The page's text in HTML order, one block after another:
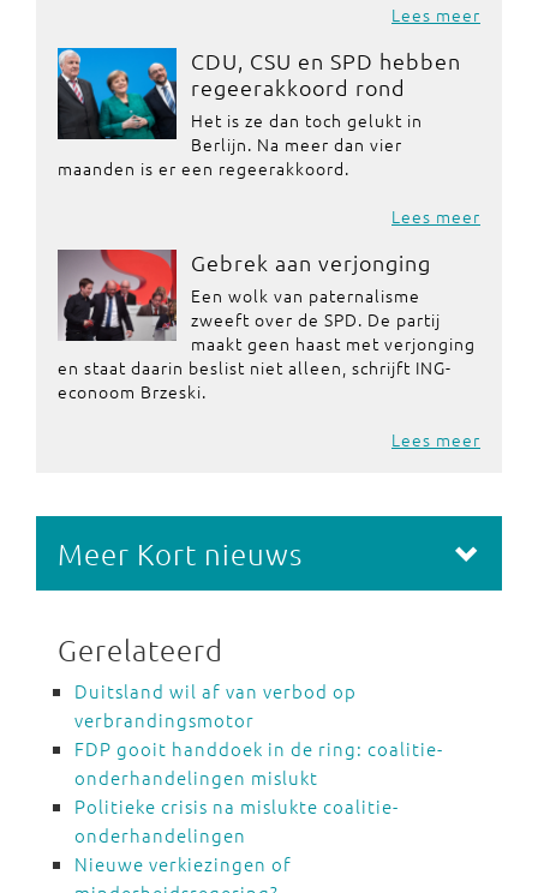
Lees meer
CDU, CSU en SPD hebben
regeerakkoord rond
Het is ze dan toch gelukt in
Berlijn. Na meer dan vier
maanden is er een regeerakkoord.
Lees meer
Gebrek aan verjonging
Een wolk van paternalisme
zweeft over de SPD. De partij
maakt geen haast met verjonging
en staat daarin beslist niet alleen, schrijft ING-
econoom Brzeski.
Lees meer
Meer Kort nieuws
Gerelateerd
Duitsland wil af van verbod op
verbrandingsmotor
FDP gooit handdoek in de ring: coalitie-
onderhandelingen mislukt
Politieke crisis na mislukte coalitie-
onderhandelingen
Nieuwe verkiezingen of